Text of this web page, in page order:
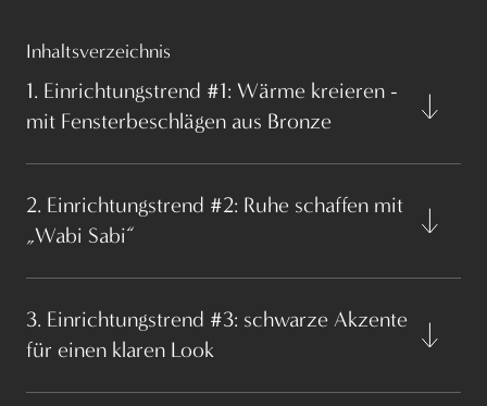
Inhaltsverzeichnis
1. Einrichtungstrend #1: Wärme kreieren -
mit Fensterbeschlägen aus Bronze
2. Einrichtungstrend #2: Ruhe schaffen mit
„Wabi Sabi“
3. Einrichtungstrend #3: schwarze Akzente
für einen klaren Look